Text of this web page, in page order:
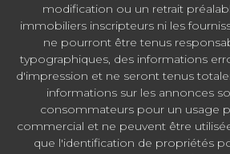
modification ou un retrait
immobiliers inscripteurs ni les
ne pourront être tenus
typographiques, des informations
d'impression et ne seront tenus
informations sur les annonces
consommateurs pour un usage
commercial et ne peuvent être
que l'identification de propriétés